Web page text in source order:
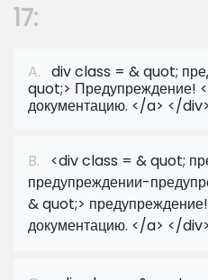
17:
A. div class = & quot;
quot;> Предупреждение!
документацию. </a> </div>
B. <div class = & quot;
предупреждении-
& quot;>
документацию. </a> </div>